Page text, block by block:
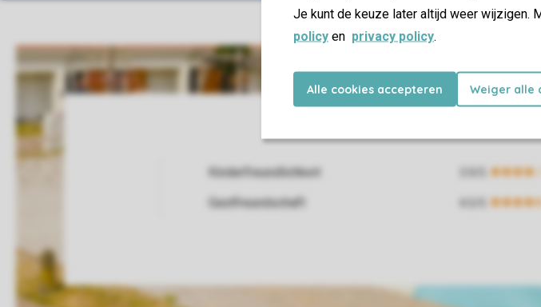
Je kunt de keuze later altijd weer wijzigen.
policy en privacy policy.
Alle cookies accepteren Weiger alle
Kinderfreundlichkeit
Gastfreundschaft